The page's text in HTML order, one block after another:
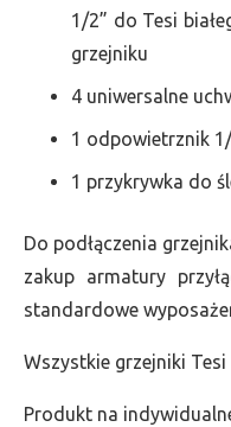
1/2” do Tesi
grzejniku
4 uniwersalne
1 odpowietrznik
1 przykrywka do
Do podłączenia
zakup armatury
standardowe
Wszystkie grzejniki Tesi
Produkt na